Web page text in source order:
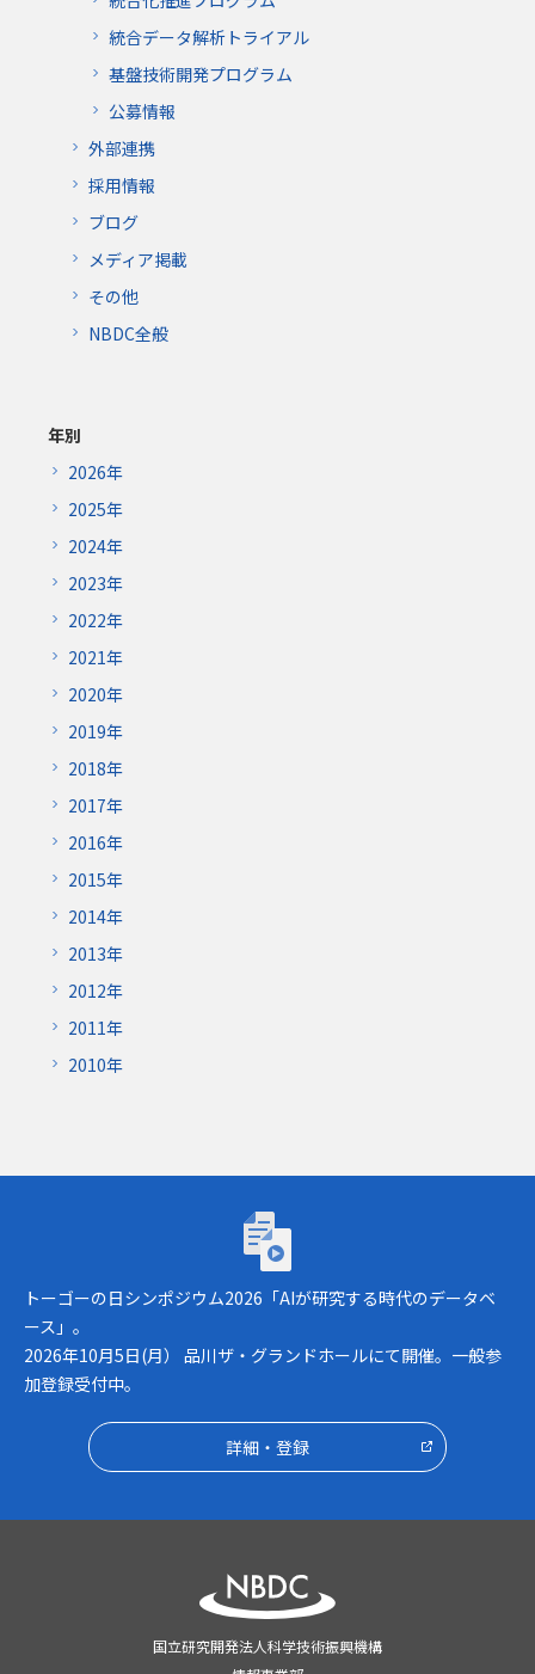
統合データ解析トライアル
基盤技術開発プログラム
公募情報
外部連携
採用情報
ブログ
メディア掲載
その他
NBDC全般
年別
2026年
2025年
2024年
2023年
2022年
2021年
2020年
2019年
2018年
2017年
2016年
2015年
2014年
2013年
2012年
2011年
2010年
トーゴーの日シンポジウム2026「AIが研究
トーゴーの日シンポジウム2026「AIが研究する時代のデータベ
ース」。
2026年10月5日(月） 品川ザ・グランドホールにて開催。一般参
加登録受付中。
詳細・登録
国立研究開発法人科学技術振興機構